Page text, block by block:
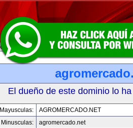
El dueño de este dominio lo
Mayusculas:
AGROMERCADO.NET
Minusculas:
agromercado.net